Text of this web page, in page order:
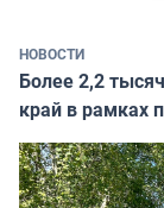
НОВОСТИ
Более 2,2
край в рамках